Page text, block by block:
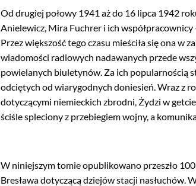
Od drugiej połowy 1941 aż do 16 lipca 1942
Anielewicz, Mira Fuchrer i ich
Przez większość tego czasu mieściła się ona w
wiadomości radiowych nadawanych przede
powielanych biuletynów. Za ich popularnością
odciętych od wiarygodnych doniesień. Wraz z
dotyczącymi niemieckich zbrodni, Żydzi w
ściśle spleciony z przebiegiem wojny, a
W niniejszym tomie opublikowano przeszło
Bresława dotyczącą dziejów stacji nasłuchów.